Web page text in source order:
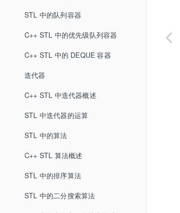
STL 中的队列容器
C++ STL 中的优先级队列容器
C++ STL 中的 DEQUE 容器
迭代器
C++ STL 中迭代器概述
STL 中迭代器的运算
STL 中的算法
C++ STL 算法概述
STL 中的排序算法
STL 中的二分搜索算法